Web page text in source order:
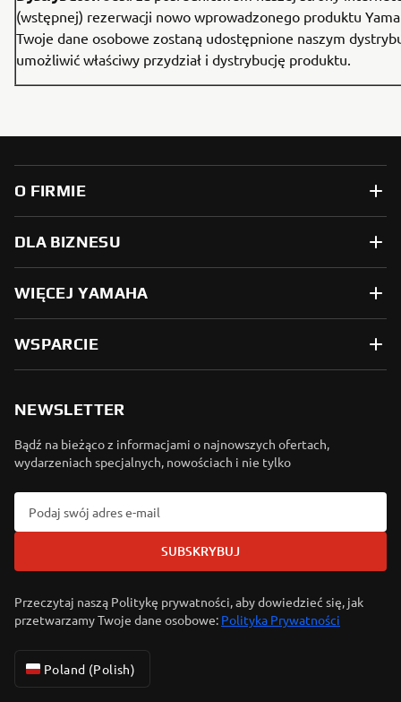
(wstępnej) rezerwacji nowo wprowadzonego produktu
Twoje dane osobowe zostaną udostępnione naszym
umożliwić właściwy przydział i dystrybucję produktu.
O FIRMIE
DLA BIZNESU
WIĘCEJ YAMAHA
WSPARCIE
NEWSLETTER
Bądź na bieżąco z informacjami o najnowszych ofertach,
wydarzeniach specjalnych, nowościach i nie tylko
SUBSKRYBUJ
Przeczytaj naszą Politykę prywatności, aby dowiedzieć się, jak
przetwarzamy Twoje dane osobowe: Polityka Prywatności
Poland (Polish)